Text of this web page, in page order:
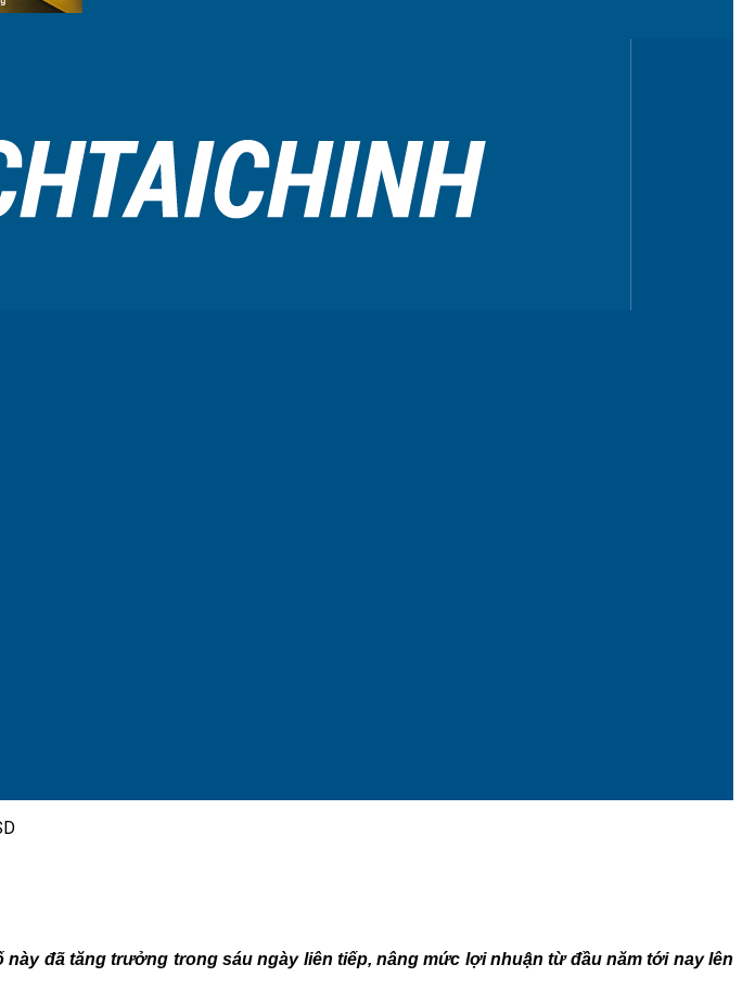
đã tăng trưởng trong sáu ngày liên tiếp, nâng mức lợi nhuận từ đầu năm tới nay lên